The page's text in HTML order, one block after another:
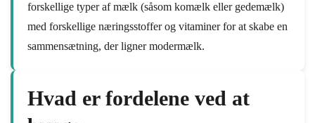
forskellige typer af mælk (såsom komælk eller gedemælk)
med forskellige næringsstoffer og vitaminer for at skabe en
sammensætning, der ligner modermælk.
Hvad er fordelene ved at